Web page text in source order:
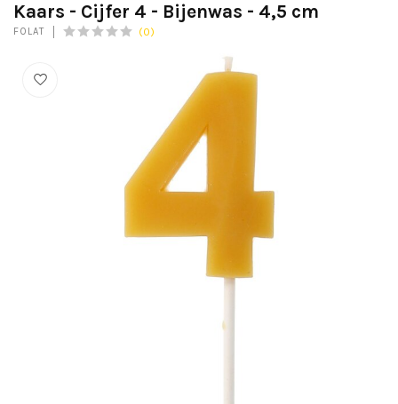
Kaars - Cijfer 4 - Bijenwas - 4,5 cm
FOLAT (0)